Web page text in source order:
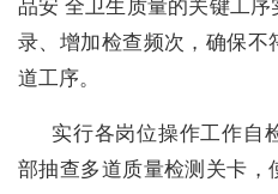
品安 全卫生质量的关键工
录、增加检查频次，确保
道工序。
实行各岗位操作工作自
部抽查多道质量检测关卡